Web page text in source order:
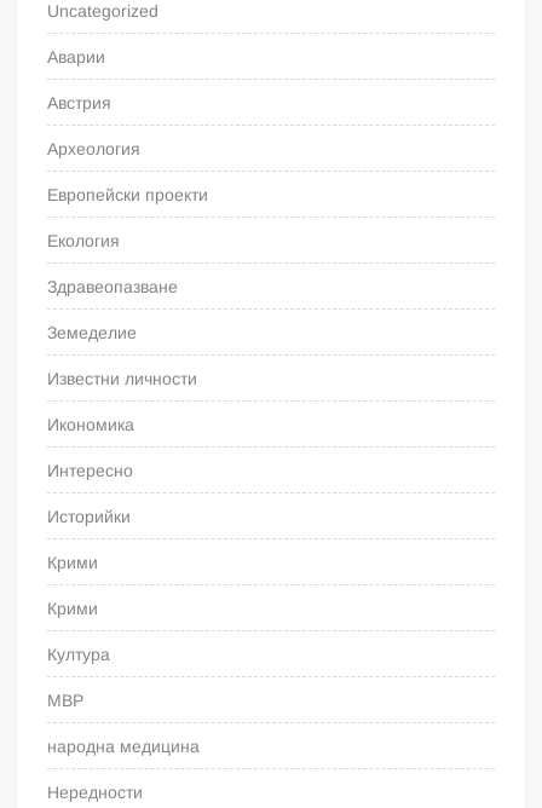
Uncategorized
Аварии
Австрия
Археология
Европейски проекти
Екология
Здравеопазване
Земеделие
Известни личности
Икономика
Интересно
Историйки
Крими
Крими
Култура
МВР
народна медицина
Нередности